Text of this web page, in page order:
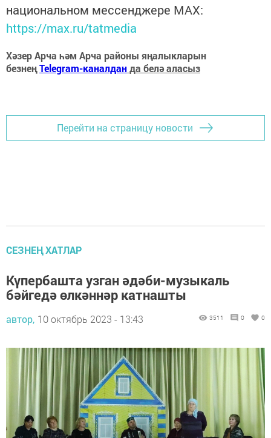
национальном мессенджере MАХ:
https://max.ru/tatmedia
Хәзер Арча һәм Арча районы яңалыкларын
безнеңTelegram-каналданда белә аласыз
Перейти на страницу новости
СЕЗНЕҢ ХАТЛАР
Күпербашта узган әдәби-музыкаль
бәйгедә өлкәннәр катнашты
автор, 10 октябрь 2023 - 13:43 3511 0 0